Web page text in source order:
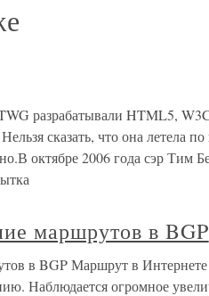
разрабатывали HTML5,
сказать, что она летела
октябре 2006 года сэр Тим
маршрутов в BGP
в BGP Маршрут в Интернете
Наблюдается огромное